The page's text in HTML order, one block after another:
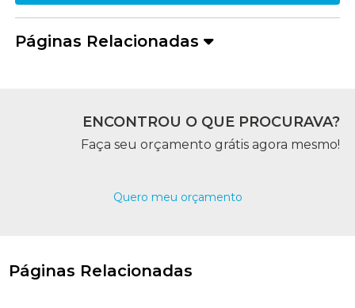
Páginas Relacionadas
ENCONTROU O QUE PROCURAVA?
Faça seu orçamento grátis agora mesmo!
Quero meu orçamento
Páginas Relacionadas